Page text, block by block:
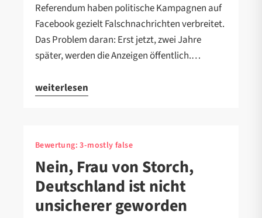
Referendum haben politische Kampagnen auf
Facebook gezielt Falschnachrichten verbreitet.
Das Problem daran: Erst jetzt, zwei Jahre
später, werden die Anzeigen öffentlich.…
weiterlesen
Bewertung:3-mostly false
Nein, Frau von Storch,
Deutschland ist nicht
unsicherer geworden